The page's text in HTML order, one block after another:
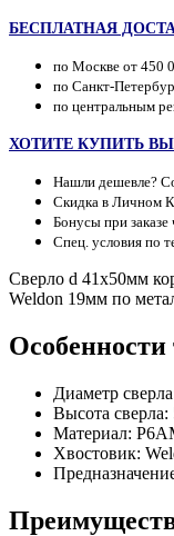
БЕСПЛАТНАЯ
по Москве от 450
по Санкт-
по центральным
ХОТИТЕ КУПИТЬ
Нашли дешевле?
Скидка в Личном
Бонусы при заказе
Спец. условия по
Сверло d 41х50мм
Weldon 19мм по
Особенности
Диаметр
Высота
Материал:
Хвостовик: